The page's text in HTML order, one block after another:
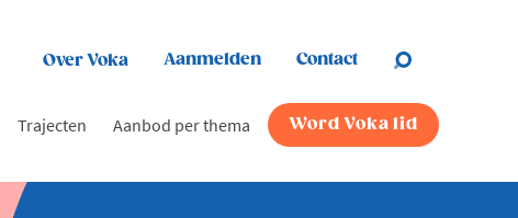
Over Voka Aanmelden Contact
Trajecten Aanbod per thema Word Voka lid